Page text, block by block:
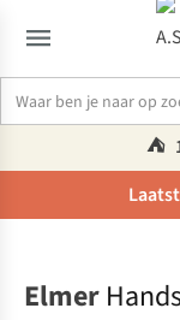
⛺️
Elmer